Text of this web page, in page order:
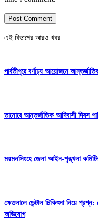
এই বিভাগের আরও খবর
পার্বতীপুরে বর্ণাঢ্য আয়োজনে
তানোরে আন্তর্জাতিক আদিবাসী দিবস
ময়মনসিংহে জেলা আইন-শৃঙ্খলা
ক্ষেতলালে ডেন্টাল চিকিৎসা নিয়ে
অভিযোগ